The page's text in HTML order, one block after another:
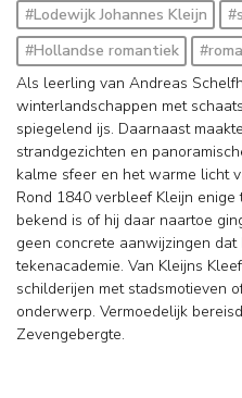
#Lodewijk Johannes Kleijn
#Hollandse romantiek
Als leerling van Andreas
winterlandschappen met
spiegelend ijs. Daarnaast
strandgezichten en
kalme sfeer en het warme licht
Rond 1840 verbleef Kleijn
bekend is of hij daar naartoe
geen concrete aanwijzingen
tekenacademie. Van Kleijns
schilderijen met stadsmotieven
onderwerp. Vermoedelijk
Zevengebergte.